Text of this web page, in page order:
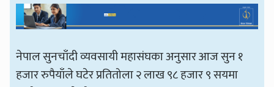
नेपाल सुनचाँदी व्यवसायी महासंघका अनुसार आज सुन १
हजार रुपैयाँले घटेर प्रतितोला २ लाख ९८ हजार ९ सयमा